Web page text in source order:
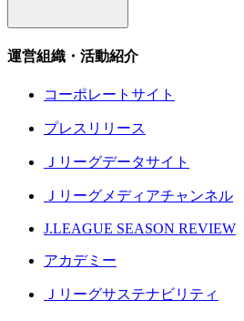
運営組織・活動紹介
コーポレートサイト
プレスリリース
Ｊリーグデータサイト
Ｊリーグメディアチャンネル
J.LEAGUE SEASON REVIEW
アカデミー
Ｊリーグサステナビリティ